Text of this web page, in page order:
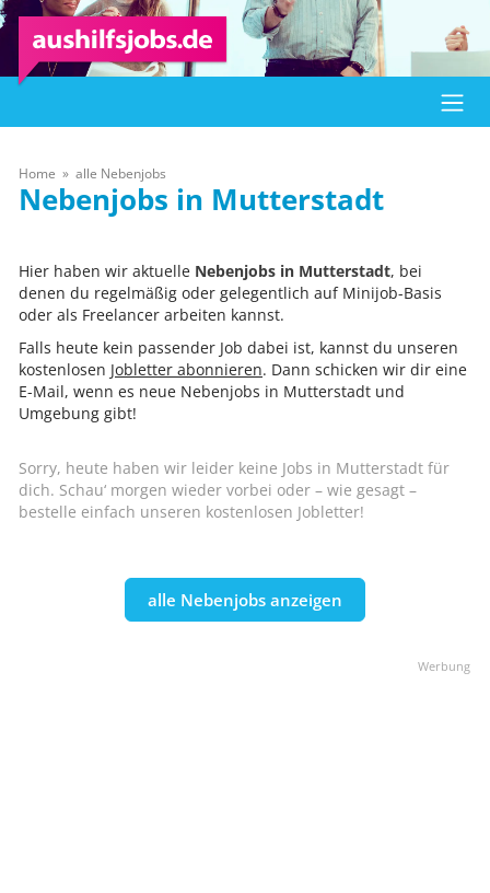
Home alle Nebenjobs
Mutterstadt
Hier haben wir aktuelle Nebenjobs in Mutterstadt, bei
denen du regelmäßig oder gelegentlich auf Minijob-Basis
oder als Freelancer arbeiten kannst.
Falls heute kein passender Job dabei ist, kannst du unseren
kostenlosen Jobletter abonnieren. Dann schicken wir dir eine
E-Mail, wenn es neue Nebenjobs in Mutterstadt und
Umgebung gibt!
Sorry, heute haben wir leider keine Jobs in Mutterstadt für
dich. Schau‘ morgen wieder vorbei oder – wie gesagt –
bestelle einfach unseren kostenlosen Jobletter!
alle Nebenjobs anzeigen